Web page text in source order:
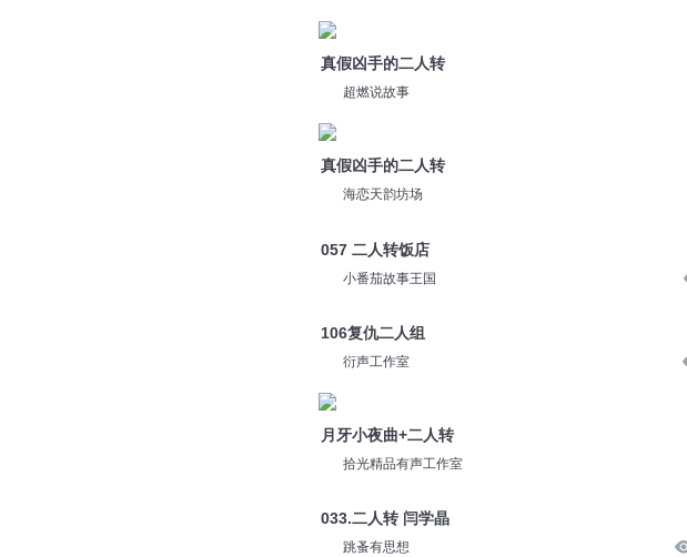
真假凶手的二人转
超燃说故事
真假凶手的二人转
海恋天韵坊场
057 二人转饭店
小番茄故事王国
106复仇二人组
衍声工作室
月牙小夜曲+二人转
拾光精品有声工作室
033.二人转 闫学晶
跳蚤有思想